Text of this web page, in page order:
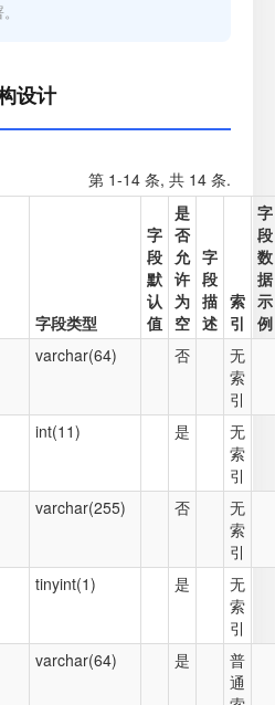
设计
第 1-14 条, 共 14 条.
字段类型
字
段
默
认
值
是
否
允
许
为
空
字
段
描
述
索
引
字
段
数
据
示
例
varchar(64) 否
无
索
引
int(11) 是
无
索
引
varchar(255) 否
无
索
引
tinyint(1) 是
无
索
引
varchar(64) 是
普
通